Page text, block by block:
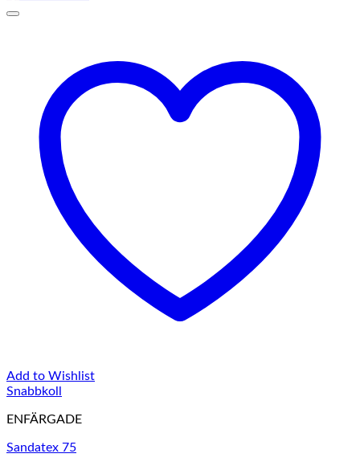
Add to Wishlist
Snabbkoll
ENFÄRGADE
Sandatex 75